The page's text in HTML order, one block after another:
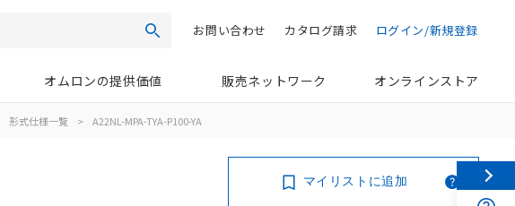
検索 ログイン/新規登録
カタログ請求
お問い合わせ
オムロンの提供価値 販売ネットワーク オンラインストア
形式仕様一覧 > A22NL-MPA-TYA-P100-YA
マイリストに追加